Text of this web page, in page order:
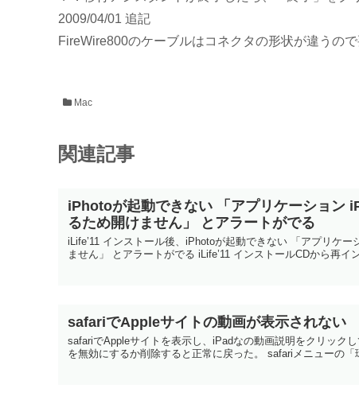
2009/04/01 追記
FireWire800のケーブルはコネクタの形状が違うので
Mac
関連記事
iPhotoが起動できない 「アプリケーション
るため開けません」 とアラートがでる
iLife’11 インストール後、iPhotoが起動できない 「アプリケ
ません」 とアラートがでる iLife’11 インストールCDから再イ
safariでAppleサイトの動画が表示されない
safariでAppleサイトを表示し、iPadなの動画説明をクリック
を無効にするか削除すると正常に戻った。 safariメニューの